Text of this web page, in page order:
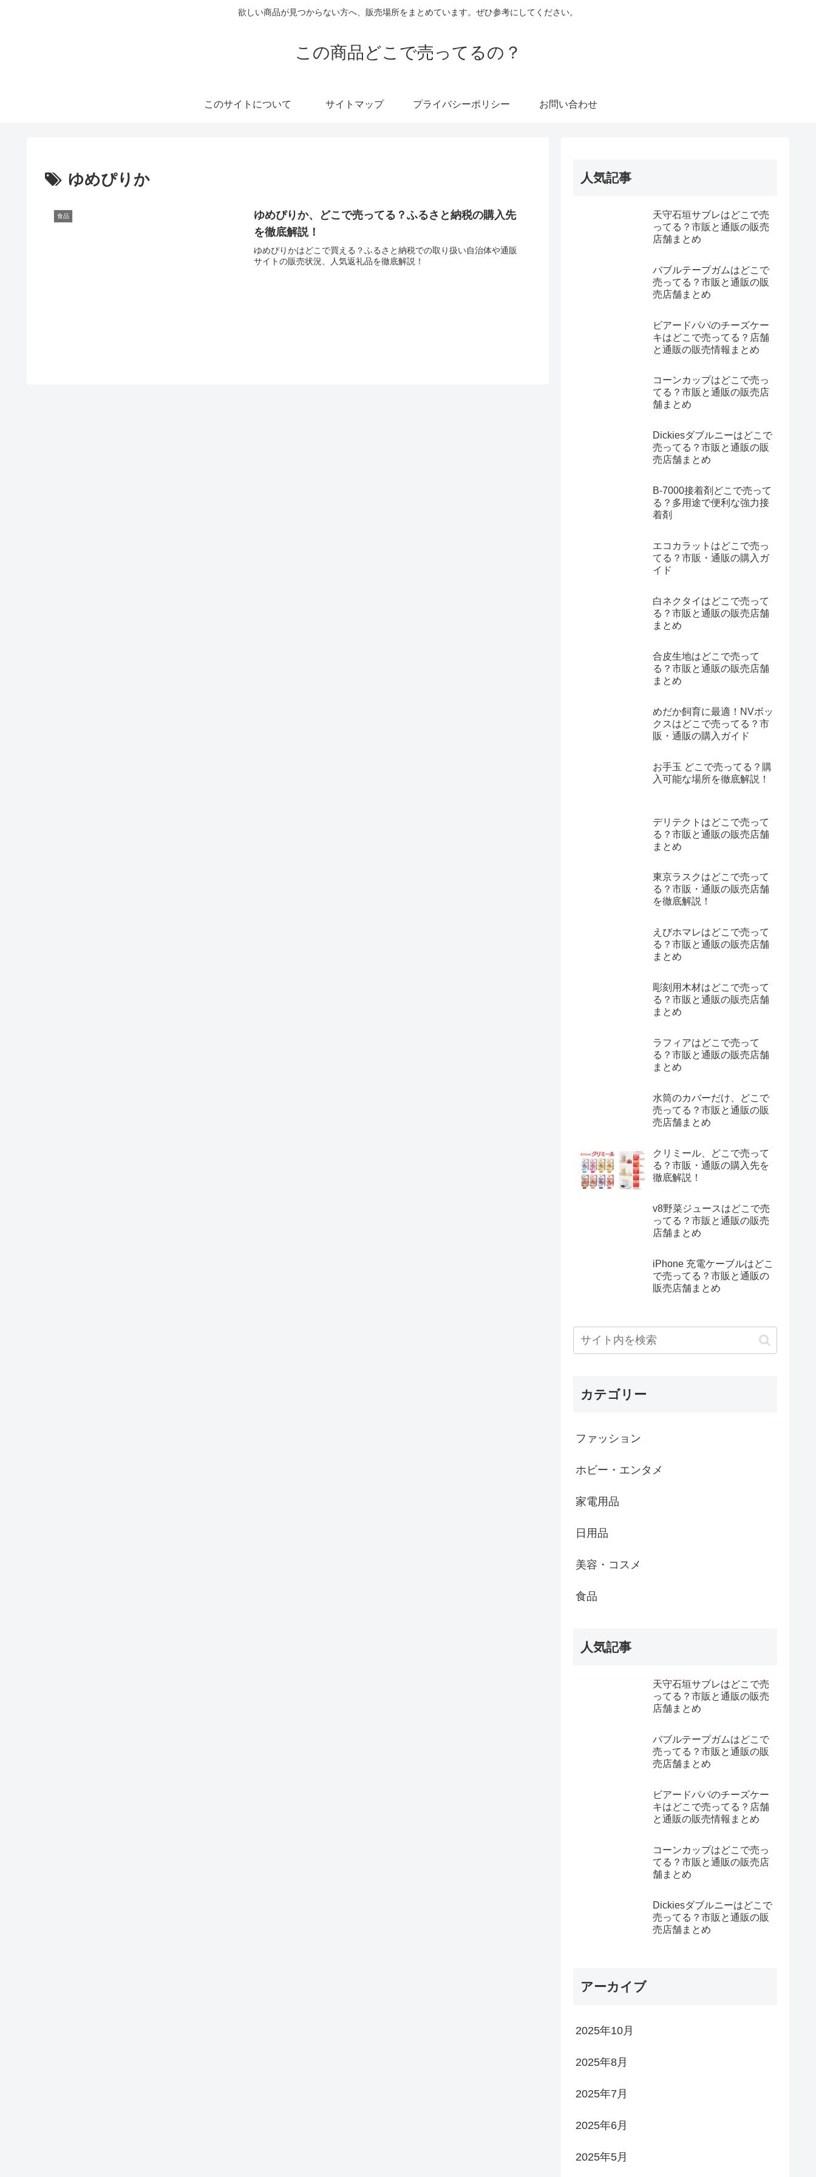
欲しい商品が見つからない方へ、販売場所をまとめています。ぜひ参考にしてください。
この商品どこで売ってるの？
このサイトについて サイトマップ プライバシーポリシー お問い合わせ
ゆめぴりか
食品
ゆめぴりか、どこで売ってる？ふるさと納税の購入先
を徹底解説！
ゆめぴりかはどこで買える？ふるさと納税での取り扱い自治体や通販
サイトの販売状況、人気返礼品を徹底解説！
人気記事
天守石垣サブレはどこで売
ってる？市販と通販の販売
店舗まとめ
バブルテープガムはどこで
売ってる？市販と通販の販
売店舗まとめ
ビアードパパのチーズケー
キはどこで売ってる？店舗
と通販の販売情報まとめ
コーンカップはどこで売っ
てる？市販と通販の販売店
舗まとめ
Dickiesダブルニーはどこで
売ってる？市販と通販の販
売店舗まとめ
B-7000接着剤どこで売って
る？多用途で便利な強力接
着剤
エコカラットはどこで売っ
てる？市販・通販の購入ガ
イド
白ネクタイはどこで売って
る？市販と通販の販売店舗
まとめ
合皮生地はどこで売って
る？市販と通販の販売店舗
まとめ
めだか飼育に最適！NVボッ
クスはどこで売ってる？市
販・通販の購入ガイド
お手玉 どこで売ってる？購
入可能な場所を徹底解説！
デリテクトはどこで売って
る？市販と通販の販売店舗
まとめ
東京ラスクはどこで売って
る？市販・通販の販売店舗
を徹底解説！
えびホマレはどこで売って
る？市販と通販の販売店舗
まとめ
彫刻用木材はどこで売って
る？市販と通販の販売店舗
まとめ
ラフィアはどこで売って
る？市販と通販の販売店舗
まとめ
水筒のカバーだけ、どこで
売ってる？市販と通販の販
売店舗まとめ
クリミール、どこで売って
る？市販・通販の購入先を
徹底解説！
v8野菜ジュースはどこで売
ってる？市販と通販の販売
店舗まとめ
iPhone 充電ケーブルはどこ
で売ってる？市販と通販の
販売店舗まとめ
カテゴリー
ファッション
ホビー・エンタメ
家電用品
日用品
美容・コスメ
食品
人気記事
天守石垣サブレはどこで売
ってる？市販と通販の販売
店舗まとめ
バブルテープガムはどこで
売ってる？市販と通販の販
売店舗まとめ
ビアードパパのチーズケー
キはどこで売ってる？店舗
と通販の販売情報まとめ
コーンカップはどこで売っ
てる？市販と通販の販売店
舗まとめ
Dickiesダブルニーはどこで
売ってる？市販と通販の販
売店舗まとめ
アーカイブ
2025年10月
2025年8月
2025年7月
2025年6月
2025年5月